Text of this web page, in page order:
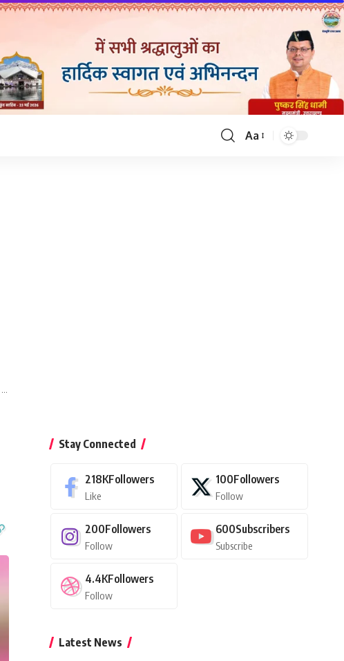
Font
Aa
Stay Connected
218KFollowers
Like
100Followers
Follow
200Followers
Follow
600Subscribers
Subscribe
4.4KFollowers
Follow
Latest News